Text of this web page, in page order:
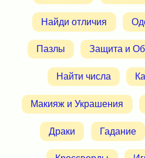
Найди отличия
Пазлы Защита и
Найти числа
Макияж и Украшения
Драки Гадание